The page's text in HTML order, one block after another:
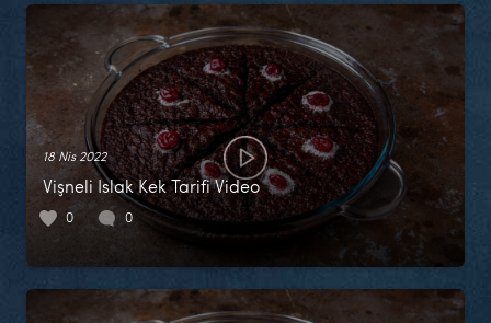
18 Nis 2022
Vişneli Islak Kek Tarifi Video
0 0